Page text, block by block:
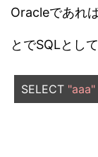
Oracleであれ
とでSQLとし
SELECT "aaa"